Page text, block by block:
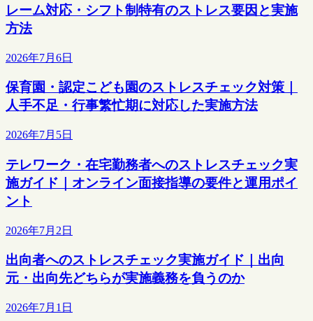
レーム対応・シフト制特有のストレス要因と実施
方法
2026年7月6日
保育園・認定こども園のストレスチェック対策｜
人手不足・行事繁忙期に対応した実施方法
2026年7月5日
テレワーク・在宅勤務者へのストレスチェック実
施ガイド｜オンライン面接指導の要件と運用ポイ
ント
2026年7月2日
出向者へのストレスチェック実施ガイド｜出向
元・出向先どちらが実施義務を負うのか
2026年7月1日